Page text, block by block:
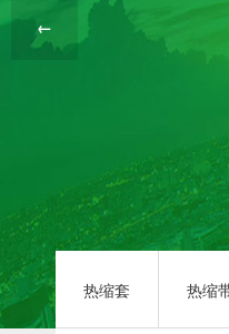
←
热缩套 热缩